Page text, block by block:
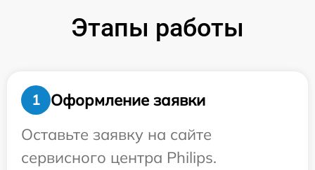
Этапы работы
1
Оформление заявки
Оставьте заявку на сайте
сервисного центра Philips.